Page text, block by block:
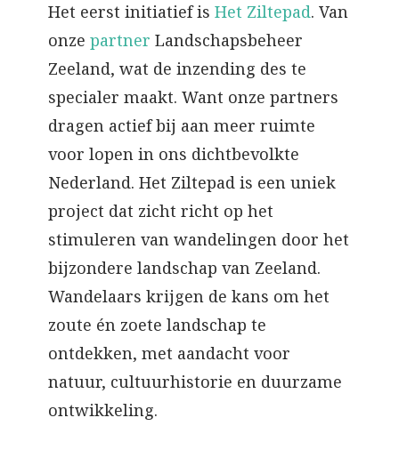
Het eerst initiatief is Het Ziltepad. Van
onze partner Landschapsbeheer
Zeeland, wat de inzending des te
specialer maakt. Want onze partners
dragen actief bij aan meer ruimte
voor lopen in ons dichtbevolkte
Nederland. Het Ziltepad is een uniek
project dat zicht richt op het
stimuleren van wandelingen door het
bijzondere landschap van Zeeland.
Wandelaars krijgen de kans om het
zoute én zoete landschap te
ontdekken, met aandacht voor
natuur, cultuurhistorie en duurzame
ontwikkeling.